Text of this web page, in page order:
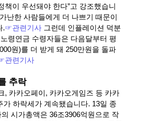
책이 우선돼야 한다”고 강조했습니
난한 사람들에게 더 나쁘기 때문이
.☞관련기사 그런데 인플레이션 덕분
령연금 수령자들은 다음달부터 평
원)를 더 받게 돼 250만원을 돌파
관련기사
추락
, 카카오페이, 카카오게임즈 등 카카
가 하락세가 계속됐습니다. 13일 종
시가총액은 36조3906억원으로 작